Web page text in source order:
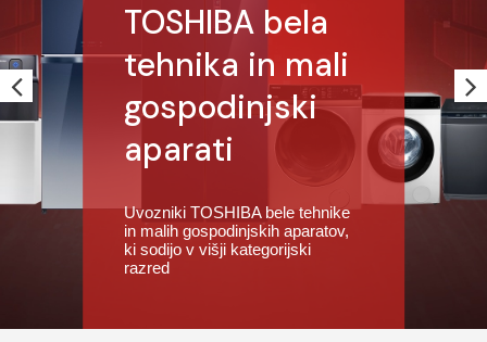
TOSHIBA bela
tehnika in mali
gospodinjski
aparati
Uvozniki TOSHIBA bele tehnike
in malih gospodinjskih aparatov,
ki sodijo v višji kategorijski
razred